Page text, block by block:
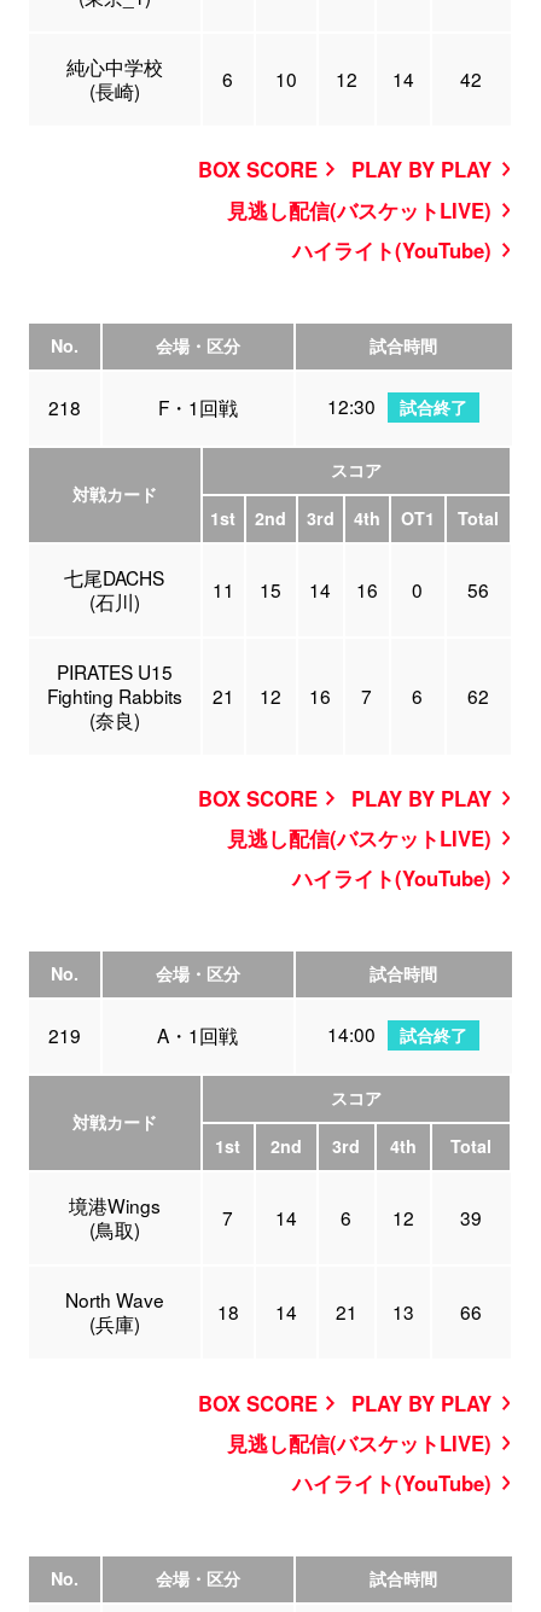
純心中学校
(長崎)
6 10 12 14 42
BOX SCORE
PLAY BY PLAY
見逃し配信(バスケットLIVE)
ハイライト(YouTube)
No. 会場・区分 試合時間
218 F・1回戦 12:30 試合終了
対戦カード
スコア
1st
2nd 3rd 4th OT1 Total
七尾DACHS
(石川)
11 15 14 16 0 56
PIRATES U15
Fighting Rabbits
(奈良)
21 12 16 7 6 62
BOX SCORE
PLAY BY PLAY
見逃し配信(バスケットLIVE)
ハイライト(YouTube)
No. 会場・区分 試合時間
219 A・1回戦 14:00 試合終了
対戦カード
スコア
1st
2nd 3rd 4th Total
境港Wings
(鳥取)
7 14 6 12 39
North Wave
(兵庫)
18 14 21 13 66
BOX SCORE
PLAY BY PLAY
見逃し配信(バスケットLIVE)
ハイライト(YouTube)
No. 会場・区分 試合時間